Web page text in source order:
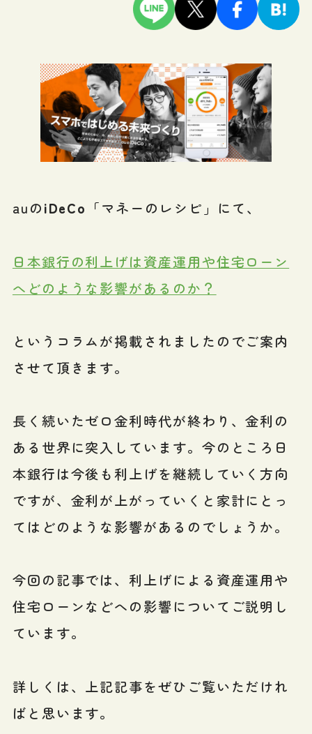
auのiDeCo 「マネーのレシピ」にて、
日本銀行の利上げは資産運用や住宅ローン
へどのような影響があるのか？
というコラムが掲載されましたのでご案内
させて頂きます。
長く続いたゼロ金利時代が終わり、金利の
ある世界に突入しています。今のところ日
本銀行は今後も利上げを継続していく方向
ですが、金利が上がっていくと家計にとっ
てはどのような影響があるのでしょうか。
今回の記事では、利上げによる資産運用や
住宅ローンなどへの影響についてご説明し
ています。
詳しくは、上記記事をぜひご覧いただけれ
ばと思います。